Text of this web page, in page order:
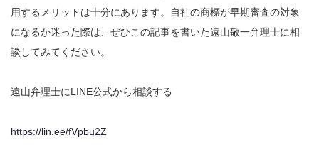
用するメリットは十分にあります。自社の商標が早期審査の対象
になるか迷った際は、ぜひこの記事を書いた遠山敬一弁理士に相
談してみてください。
遠山弁理士にLINE公式から相談する
https://lin.ee/fVpbu2Z